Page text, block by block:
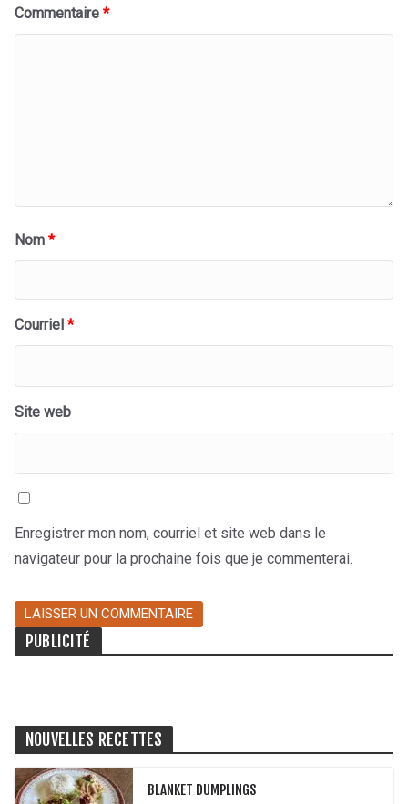
Commentaire *
Nom *
Courriel *
Site web
Enregistrer mon nom, courriel et site web dans le
navigateur pour la prochaine fois que je commenterai.
PUBLICITÉ
NOUVELLES RECETTES
BLANKET DUMPLINGS